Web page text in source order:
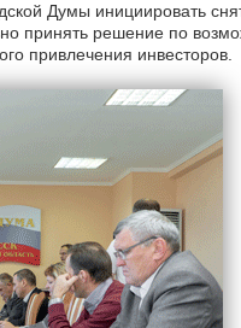
Думы инициировать
принять решение по
привлечения инвесторов.